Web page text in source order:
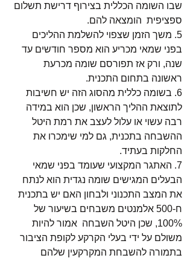
שבו השומה הכללית בצירוף דרישת תשלום
ספציפית  הומצאה להם.
5. משך הזמן שצפוי להשלמת ההליכים
בפני שמאי מכריע הוא מספר חודשים עד
שנה, ורק אז תפורסם שומה מכרעת
ראשונה בתחום התכנית.
6. בשומה כללית מהסוג הזה יש חשיבות
לתוצאת ההליך הראשון, שכן הוא במידה
רבה עשוי או עלול לעצב את רמת היטל
ההשבחה בתכנית, גם למי שימכרו את
החלקות בעתיד.
7. האתגר המקצועי שעומד בפני שמאי
הבעלים המגישים שומה נגדית הוא לנתח
את המצב התכנוני ולבחון האם יש בתכנית
ח-500 אלמנטים משבחים בשיעור של
100%, שכן היטל השבחה  אמור להיות
משולם על ידי בעלי הקרקע לקופת הציבור
בתמורה להשבחת המקרקעין שלהם